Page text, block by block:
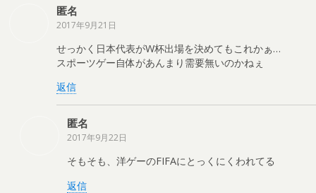
匿名
2017年9月21日
せっかく日本代表がW杯出場を決めてもこれかぁ…
スポーツゲー自体があんまり需要無いのかねぇ
返信
匿名
2017年9月22日
そもそも、洋ゲーのFIFAにとっくにくわれてる
返信